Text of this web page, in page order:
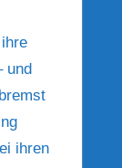
und
ihren